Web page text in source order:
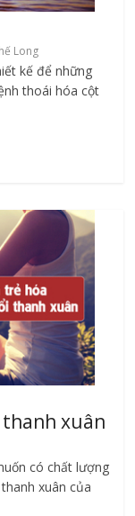
Long
kế để những
thoái hóa cột
xuân
có chất lượng
xuân của